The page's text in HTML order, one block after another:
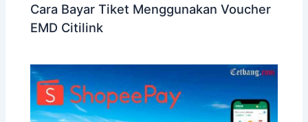
Cara Bayar Tiket Menggunakan Voucher
EMD Citilink